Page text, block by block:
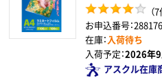
（
お申込番号：
在庫：入荷待ち
入荷予定：2026年
アスクル在庫